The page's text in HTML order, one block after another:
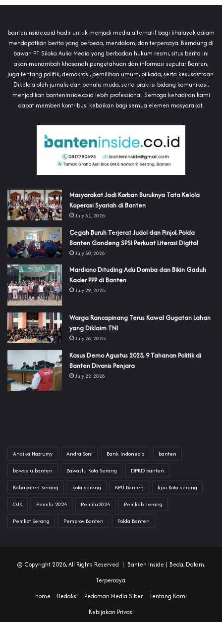
banteninside.co.id hadir untuk menjadi media alternatif bagi khalayak dalam
mendapatkan berita yang berbeda, mendalam, dan terpercaya. Bernaung di
bawah PT Siloka Aulia Media yang berbadan hukum resmi, situs berita ini
akan menambah khasanah pengetahuan dan informasi seputar Banten,
juga tentang politik, demokrasi, pemilihan umum, pilkada, serta kesusastraan.
Dikelola oleh jurnalis dan penulis muda, serta praktisi bidang komunikasi,
menjadikan banteninside.co.id lebih professional. Semoga kehadiran kami
dapat memberi kontribusi kebaikan bagi semua elemen masyarakat.
‎Masyarakat Jadi Korban Buruknya Tata Kelola
Koperasi Syariah di Banten
July 31, 2026
Cegah Buruh Terjerat Judol dan Pinjol, Polda
Banten Gandeng SPSI Perkuat Literasi Digital
July 30, 2026
‎Mardiono Dituding Adu Domba dan Bikin Gaduh
Kader PPP di Banten
July 29, 2026
‎Warga Rancapinang Terus Kawal Gugatan Lahan
yang Diklaim TNI‎‎
July 28, 2026
‎Kasus Demo Agustus 2025, 9 Tahanan Politik di
Banten Divonis Penjara
July 22, 2026
Andika Hazrumy Andra Soni Bank Indonesia banten
bawaslu banten Bawaslu Kota Serang DPRD banten
Kabupaten Serang kota serang KPU Banten kpu Kota serang
OJK Pemilu 2024 Pemilu2024 Pemkab serang
Pemkot Serang Pemprov Banten Polda Banten
© Copyright 2026, All Rights Reserved | Banten Inside | Beda, Dalam,
Terpercaya.
home
Redaksi Pedoman Media Siber
Tentang Kami
Kebijakan Privasi